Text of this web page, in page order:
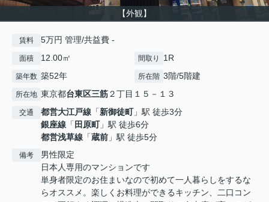
【外観】
賃料 5万円 管理/共益費 -
面積 12.00㎡ 間取り 1R
築年数 築52年 所在階 3階/5階建
所在地 東京都台東区三筋２丁目１５－１３
交通 都営大江戸線 「新御徒町」駅 徒歩3分
銀座線 「 田原町」駅 徒歩6分
都営浅草線 「蔵前 」駅 徒歩5分
備考
男性限定
日本人専用のマンションです
単身者限定のお住まいなので初めて一人暮らしをするな
らオススメ。楽しくお料理ができるキッチン、二口コン